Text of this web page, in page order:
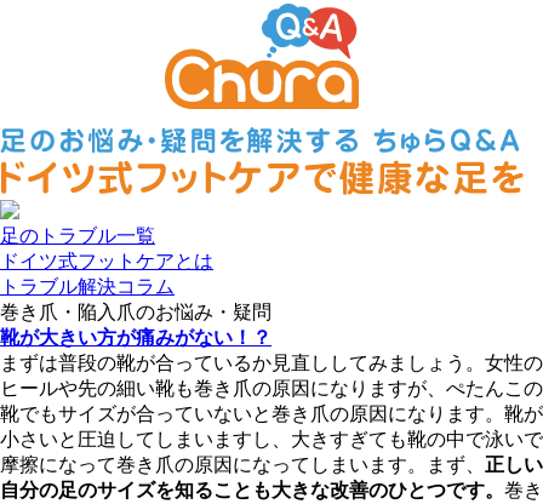
足のトラブル一覧
ドイツ式フットケアとは
トラブル解決コラム
巻き爪・陥入爪のお悩み・疑問
靴が大きい方が痛みがない！？
まずは普段の靴が合っているか見直ししてみましょう。女性の
ヒールや先の細い靴も巻き爪の原因になりますが、ぺたんこの
靴でもサイズが合っていないと巻き爪の原因になります。靴が
小さいと圧迫してしまいますし、大きすぎても靴の中で泳いで
摩擦になって巻き爪の原因になってしまいます。まず、 正しい
自分の足のサイズを知ることも大きな改善のひとつです。 巻き